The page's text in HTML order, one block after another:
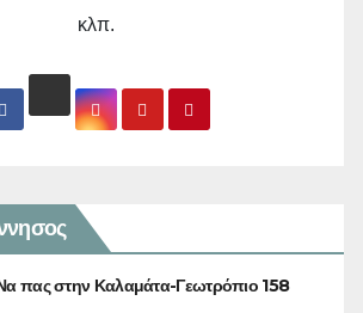
κλπ.
πας στην Καλαμάτα-Γεωτρόπιο 158